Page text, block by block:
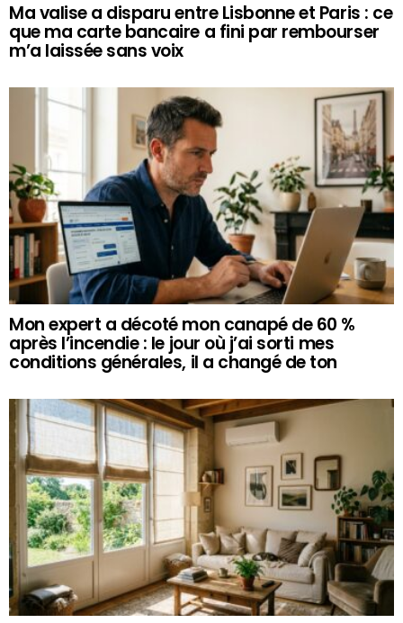
Ma valise a disparu entre Lisbonne et Paris : ce
que ma carte bancaire a fini par rembourser
m’a laissée sans voix
Mon expert a décoté mon canapé de 60 %
après l’incendie : le jour où j’ai sorti mes
conditions générales, il a changé de ton